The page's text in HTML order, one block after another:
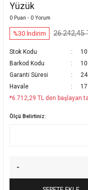
Yüzük
0 Puan - 0 Yorum
%30 İndirim 26.242,45
Stok Kodu
Barkod Kodu
Garanti Süresi
Havale
*6.712,29 TL den başlayan
Ölçü Belirtiniz: